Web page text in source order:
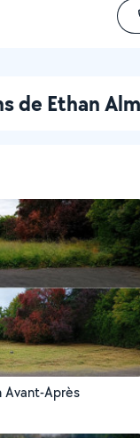
de Ethan
Défrichage de terrain Avant-Après